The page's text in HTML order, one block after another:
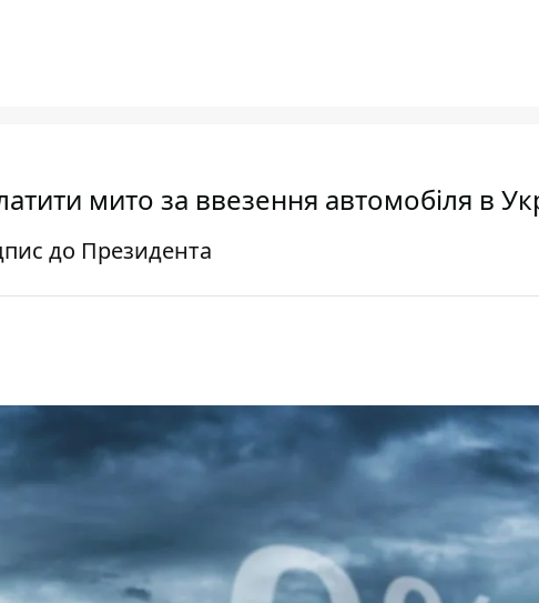
мито за ввезення автомобіля в
до Президента